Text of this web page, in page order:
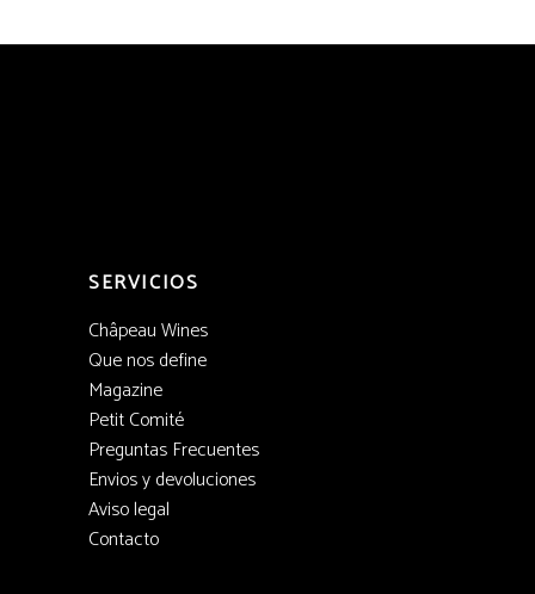
SERVICIOS
Châpeau Wines
Que nos define
Magazine
Petit Comité
Preguntas Frecuentes
Envios y devoluciones
Aviso legal
Contacto